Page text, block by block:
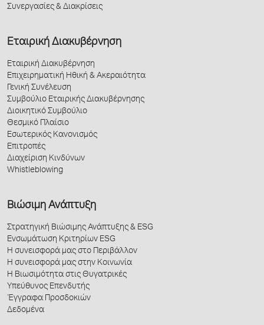
Συνεργασίες & Διακρίσεις
Εταιρική Διακυβέρνηση
Εταιρική Διακυβέρνηση
Επιχειρηματική Ηθική & Ακεραιότητα
Γενική Συνέλευση
Συμβούλιο Εταιρικής Διακυβέρνησης
Διοικητικό Συμβούλιο
Θεσμικό Πλαίσιο
Εσωτερικός Κανονισμός
Επιτροπές
Διαχείριση Κινδύνων
Whistleblowing
Βιώσιμη Ανάπτυξη
Στρατηγική Βιώσιμης Ανάπτυξης & ESG
Ενσωμάτωση Κριτηρίων ESG
Η συνεισφορά μας στο Περιβάλλον
Η συνεισφορά μας στην Κοινωνία
Η Βιωσιμότητα στις Θυγατρικές
Υπεύθυνος Επενδυτής
Έγγραφα Προσδοκιών
Δεδομένα